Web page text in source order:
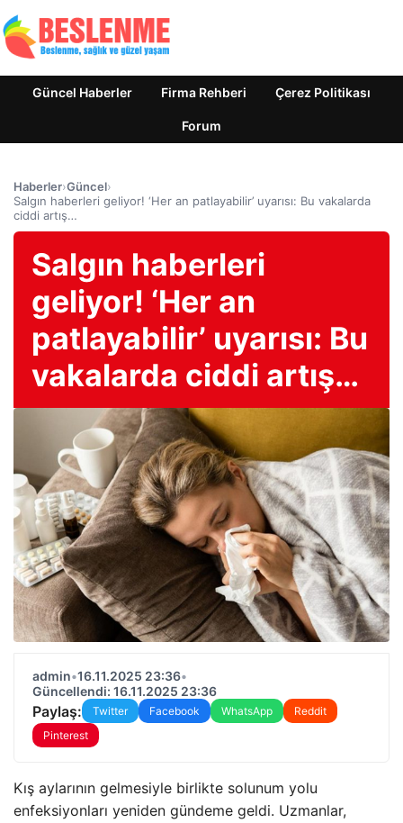
Güncel Haberler Firma Rehberi Çerez Politikası
Forum
Haberler›Güncel›
Salgın haberleri geliyor! ‘Her an patlayabilir’ uyarısı: Bu vakalarda
ciddi artış…
Salgın haberleri
geliyor! ‘Her an
patlayabilir’ uyarısı: Bu
vakalarda ciddi artış…
admin•16.11.2025 23:36•
Güncellendi: 16.11.2025 23:36
Paylaş: Twitter Facebook WhatsApp
Reddit
Pinterest
Kış aylarının gelmesiyle birlikte solunum yolu
enfeksiyonları yeniden gündeme geldi. Uzmanlar,